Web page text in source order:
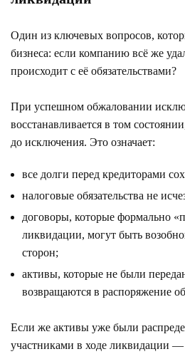
Один из ключевых вопросов,
бизнеса: если компанию всё же
происходит с её обязательствами?
При успешном обжаловании
восстанавливается в том
до исключения. Это означает:
все долги перед кредиторами
налоговые обязательства не
договоры, которые формально
ликвидации, могут быть
сторон;
активы, которые не были
возвращаются в распоряжение
Если же активы уже были
участниками в ходе ликвидации